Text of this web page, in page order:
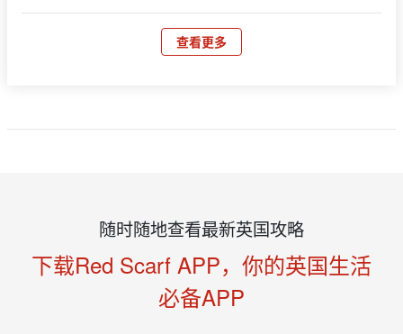
查看更多
随时随地查看最新英国攻略
下载Red Scarf APP，你的英国生活
必备APP